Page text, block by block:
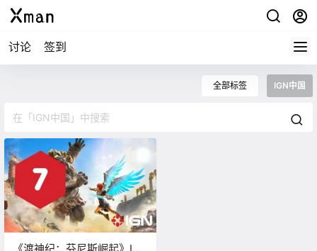
讨论 签到
全部标签 IGN中国